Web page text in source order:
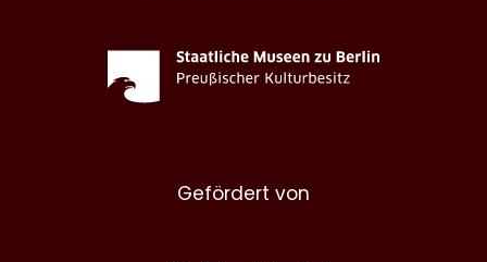
Gefördert von